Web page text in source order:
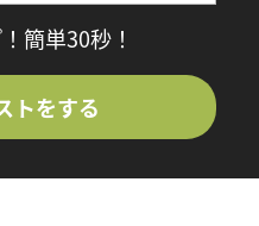
簡単30秒！
トをする